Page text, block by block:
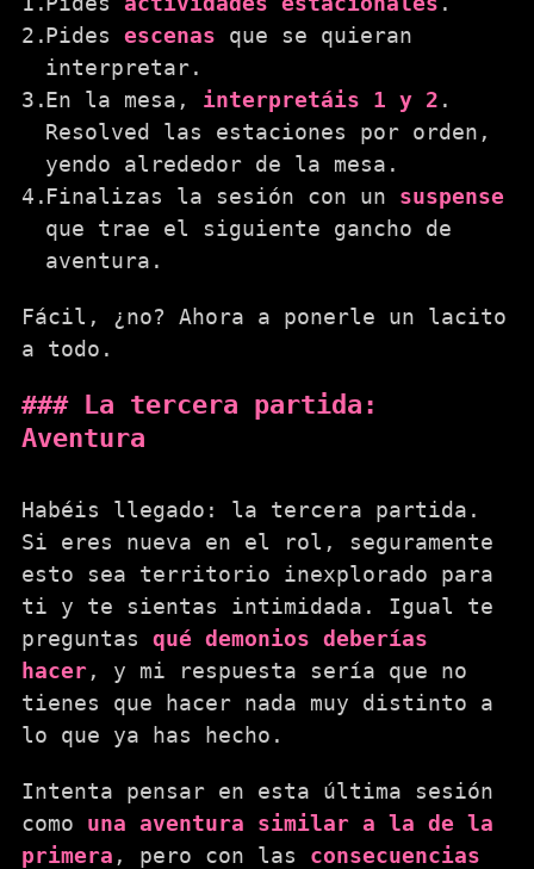
Pides escenas que se quieran
interpretar.
En la mesa, interpretáis 1 y 2 .
Resolved las estaciones por orden,
yendo alrededor de la mesa.
Finalizas la sesión con un suspense
que trae el siguiente gancho de
aventura.
Fácil, ¿no? Ahora a ponerle un lacito
a todo.
La tercera partida:
Aventura
Habéis llegado: la tercera partida.
Si eres nueva en el rol, seguramente
esto sea territorio inexplorado para
ti y te sientas intimidada. Igual te
preguntas qué demonios deberías
hacer, y mi respuesta sería que no
tienes que hacer nada muy distinto a
lo que ya has hecho.
Intenta pensar en esta última sesión
como una aventura similar a la de la
primera , pero con las consecuencias